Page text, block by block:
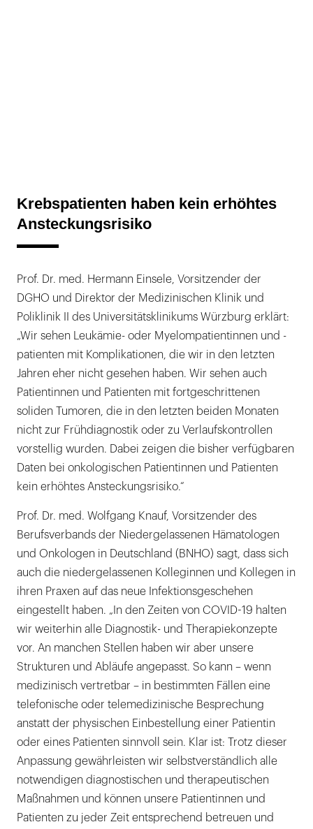
Krebspatienten haben kein erhöhtes
Ansteckungsrisiko
Prof. Dr. med. Hermann Einsele, Vorsitzender der
DGHO und Direktor der Medizinischen Klinik und
Poliklinik II des Universitätsklinikums Würzburg erklärt:
„Wir sehen Leukämie- oder Myelompatientinnen und -
patienten mit Komplikationen, die wir in den letzten
Jahren eher nicht gesehen haben. Wir sehen auch
Patientinnen und Patienten mit fortgeschrittenen
soliden Tumoren, die in den letzten beiden Monaten
nicht zur Frühdiagnostik oder zu Verlaufskontrollen
vorstellig wurden. Dabei zeigen die bisher verfügbaren
Daten bei onkologischen Patientinnen und Patienten
kein erhöhtes Ansteckungsrisiko.“
Prof. Dr. med. Wolfgang Knauf, Vorsitzender des
Berufsverbands der Niedergelassenen Hämatologen
und Onkologen in Deutschland (BNHO) sagt, dass sich
auch die niedergelassenen Kolleginnen und Kollegen in
ihren Praxen auf das neue Infektionsgeschehen
eingestellt haben. „In den Zeiten von COVID-19 halten
wir weiterhin alle Diagnostik- und Therapiekonzepte
vor. An manchen Stellen haben wir aber unsere
Strukturen und Abläufe angepasst. So kann – wenn
medizinisch vertretbar – in bestimmten Fällen eine
telefonische oder telemedizinische Besprechung
anstatt der physischen Einbestellung einer Patientin
oder eines Patienten sinnvoll sein. Klar ist: Trotz dieser
Anpassung gewährleisten wir selbstverständlich alle
notwendigen diagnostischen und therapeutischen
Maßnahmen und können unsere Patientinnen und
Patienten zu jeder Zeit entsprechend betreuen und